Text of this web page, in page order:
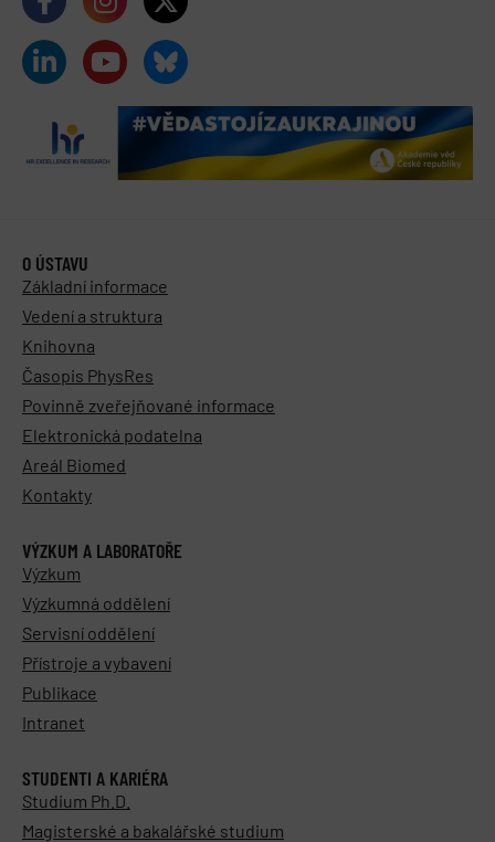
O ÚSTAVU
Základní informace
Vedení a struktura
Knihovna
Časopis PhysRes
Povinně zveřejňované informace
Elektronická podatelna
Areál Biomed
Kontakty
VÝZKUM A LABORATOŘE
Výzkum
Výzkumná oddělení
Servisní oddělení
Přístroje a vybavení
Publikace
Intranet
STUDENTI A KARIÉRA
Studium Ph.D.
Magisterské a bakalářské studium